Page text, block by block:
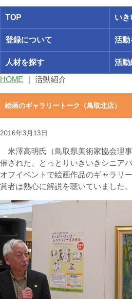
TOP いき
登録について 活動
人材を探す 活動
HOME 活動紹介
絵画のギャラリートーク（鳥取北店）
2016年3月13日
米澤高明氏（鳥取県美術家協会理
催された、とっとりいきいきシニア
オフイベントで絵画作品のギャラリ
賞者は熱心に解説を聴いていました。